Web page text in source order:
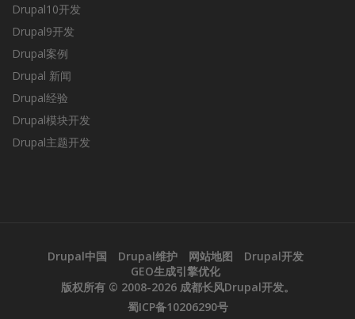
Drupal10开发
Drupal9开发
Drupal案例
Drupal 新闻
Drupal经验
Drupal模块开发
Drupal主题开发
Drupal中国 Drupal维护 网站地图
Drupal开发
GEO生成引擎优化
版权所有 © 2008-2026 成都长风Drupal开发。
蜀ICP备10206290号